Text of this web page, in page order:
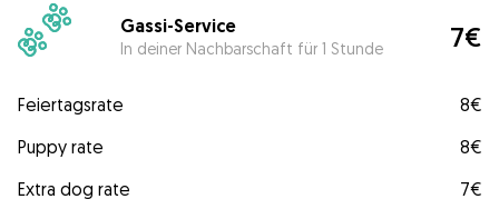
Gassi-Service
In deiner Nachbarschaft für 1 Stunde 7€
Feiertagsrate
8€
Puppy rate
8€
Extra dog rate
7€